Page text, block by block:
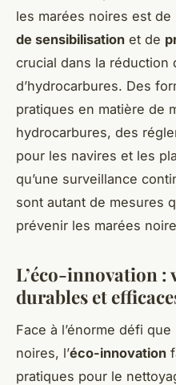
les marées noires est de
de sensibilisation et de
crucial dans la réduction
d’hydrocarbures. Des
pratiques en matière de
hydrocarbures, des
pour les navires et les
qu’une surveillance
sont autant de mesures
prévenir les marées
L’éco-innovation :
durables et
Face à l’énorme défi
noires, l’éco-innovation
pratiques pour le